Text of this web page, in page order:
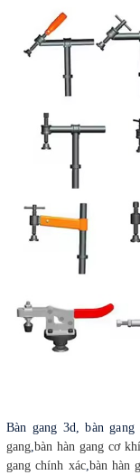
Bàn gang 3d, bàn
gang ,bàn hàn gang cơ khí
gang chính xác, bàn hàn